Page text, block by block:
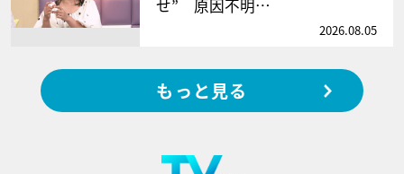
せ” 原因不明…
2026.08.05
もっと見る